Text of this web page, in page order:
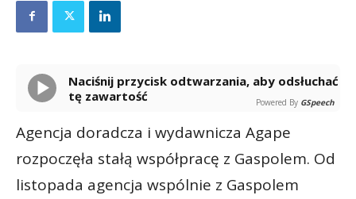
Naciśnij przycisk odtwarzania, aby odsłuchać
tę zawartość
Powered By GSpeech
Agencja doradcza i wydawnicza Agape
rozpoczęła stałą współpracę z Gaspolem. Od
listopada agencja wspólnie z Gaspolem